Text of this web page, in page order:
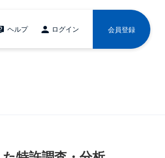
ヘルプ ログイン 会員登録